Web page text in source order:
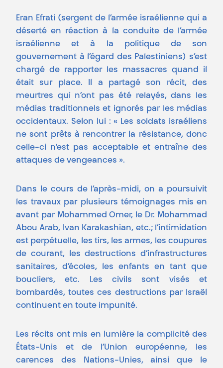
Eran Efrati (sergent de l’armée israélienne qui a
déserté en réaction à la conduite de l’armée
israélienne et à la politique de son
gouvernement à l’égard des Palestiniens) s’est
chargé de rapporter les massacres quand il
était sur place. Il a partagé son récit, des
meurtres qui n’ont pas été relayés, dans les
médias traditionnels et ignorés par les médias
occidentaux. Selon lui : « Les soldats israéliens
ne sont prêts à rencontrer la résistance, donc
celle-ci n’est pas acceptable et entraîne des
attaques de vengeances ».
Dans le cours de l’après-midi, on a poursuivit
les travaux par plusieurs témoignages mis en
avant par Mohammed Omer, le Dr. Mohammad
Abou Arab, Ivan Karakashian, etc.; l’intimidation
est perpétuelle, les tirs, les armes, les coupures
de courant, les destructions d’infrastructures
sanitaires, d’écoles, les enfants en tant que
boucliers, etc. Les civils sont visés et
bombardés, toutes ces destructions par Israël
continuent en toute impunité.
Les récits ont mis en lumière la complicité des
États-Unis et de l’Union européenne, les
carences des Nations-Unies, ainsi que le